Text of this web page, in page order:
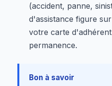
(accident, panne,
d'assistance figure
votre carte
permanence.
Bon à savoir